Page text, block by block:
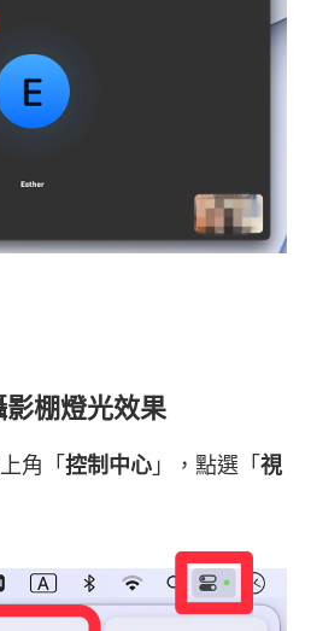
棚燈光效果
角「 控制中心 」，點選「 視